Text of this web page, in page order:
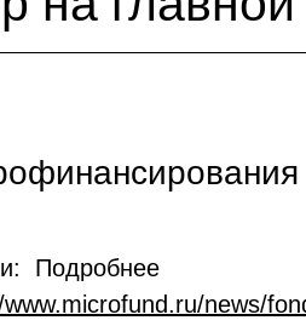
Подробнее
news/